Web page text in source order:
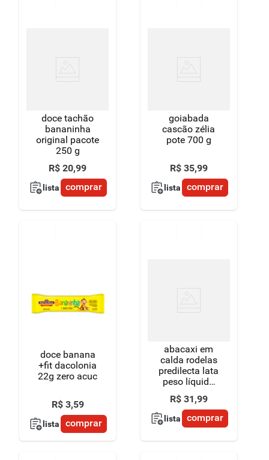
doce tachão
bananinha
original pacote
250 g
R$ 20,99
lista comprar
goiabada
cascão zélia
pote 700 g
R$ 35,99
lista comprar
doce banana
+fit dacolonia
22g zero acuc
R$ 3,59
lista comprar
abacaxi em
calda rodelas
predilecta lata
peso líquido
820g peso
drenado 400g
R$ 31,99
lista comprar